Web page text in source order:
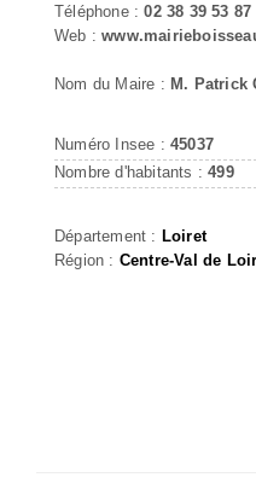
Téléphone :02 38 39 53 87
Web :
Nom du Maire : M. Patrick
Numéro Insee : 45037
Nombre d'habitants :499
Département : Loiret
Région : Centre-Val de